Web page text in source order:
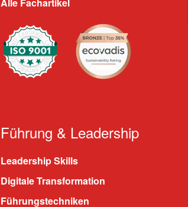
Führung & Leadership
Leadership Skills
Digitale Transformation
Führungstechniken